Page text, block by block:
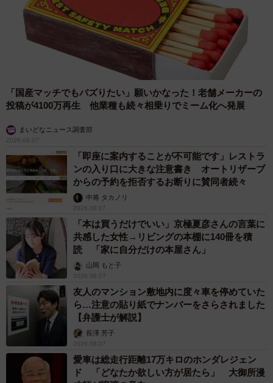
「国産マッチでもバズりたい」願いかなった！老舗メーカーの
投稿が4100万再生 他業種も続々相乗りでミーム化へ発展
まいどなニュース調査部
2026.08.07
「即座に案内することが不可能です」レストラ
ンの入り口に大きな注意書き オートリザーブ
からの予約を拒否するお断りに賛同者続々
中将 タカノリ
2026.08.07
「本は買うだけでいい」京極夏彦さんの言葉に
共感した女性→リビングの本棚に140冊を積
読 「家に自分だけの本屋さん」
山岡 もと子
2026.08.07
友人のマンション敷地内に度々車を停めていた
ら…注意の貼り紙でナンバーをさらされました
【弁護士が解説】
長澤 芳子
2026.08.07
愛車は総走行距離17万キロのホンダレジェン
ド 「どなたか欲しい方が居たら」 大御所漫